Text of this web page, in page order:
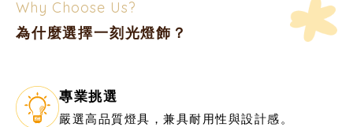
Why Choose Us?
為什麼選擇一刻光燈飾？
專業挑選
嚴選高品質燈具，兼具耐用性與設計感。